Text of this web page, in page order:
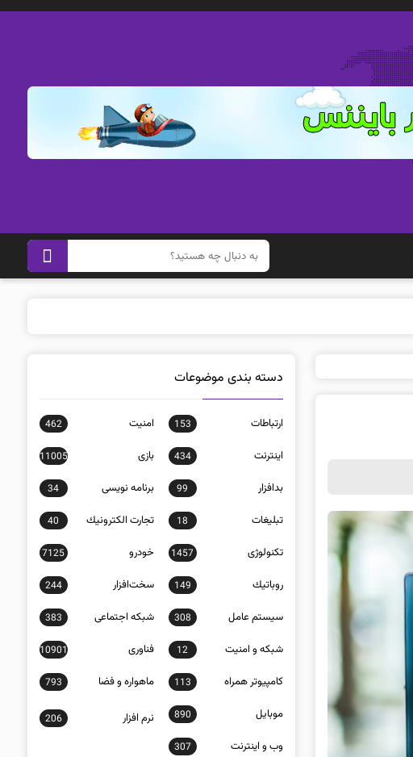
دسته بندی موضوعات
ارتباطات 153 امنيت 462
اينترنت 434 بازی 11005
بدافزار 99 برنامه نويسی 34
تبلیغات 18 تجارت الكترونيك 40
تکنولوژی 1457 خودرو 7125
روباتيك 149 سخت‌افزار 244
سيستم عامل 308 شبكه اجتماعی 383
شبكه و امنيت 12 فناوری 10901
كامپيوتر همراه 113 ماهواره و فضا 793
موبايل 890 نرم افزار 206
وب و اينترنت 307